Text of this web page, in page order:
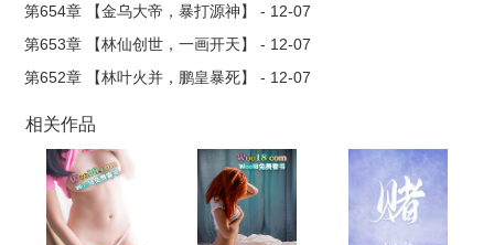
第654章 【金乌大帝，暴打源神】 - 12-07
第653章 【林仙创世，一画开天】 - 12-07
第652章 【林叶火并，鹏皇暴死】 - 12-07
相关作品